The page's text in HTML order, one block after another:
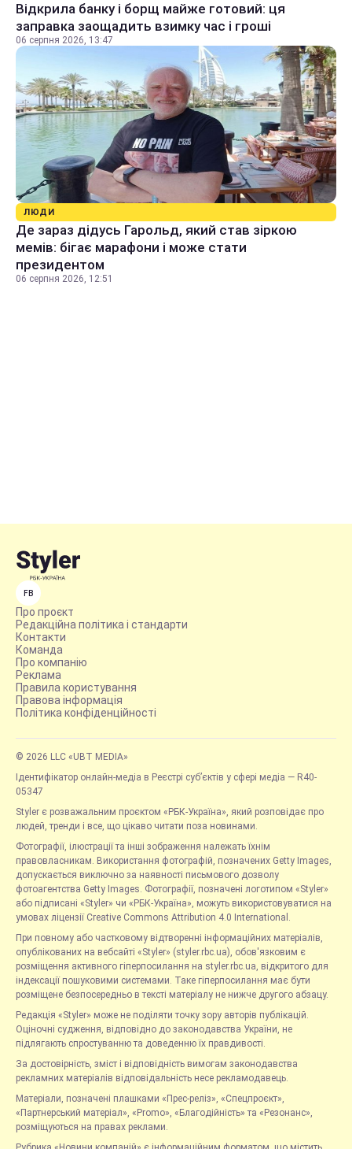
Відкрила банку і борщ майже готовий: ця
заправка заощадить взимку час і гроші
06 серпня 2026, 13:47
ЛЮДИ
Де зараз дідусь Гарольд, який став зіркою
мемів: бігає марафони і може стати
президентом
06 серпня 2026, 12:51
FB
Про проєкт
Редакційна політика і стандарти
Контакти
Команда
Про компанію
Реклама
Правила користування
Правова інформація
Політика конфіденційності
© 2026 LLC «UBT MEDIA»
Ідентифікатор онлайн-медіа в Реєстрі суб’єктів у сфері медіа — R40-
05347
Styler є розважальним проєктом «РБК-Україна», який розповідає про
людей, тренди і все, що цікаво читати поза новинами.
Фотографії, ілюстрації та інші зображення належать їхнім
правовласникам. Використання фотографій, позначених Getty Images,
допускається виключно за наявності письмового дозволу
фотоагентства Getty Images. Фотографії, позначені логотипом «Styler»
або підписані «Styler» чи «РБК-Україна», можуть використовуватися на
умовах ліцензії Creative Commons Attribution 4.0 International.
При повному або частковому відтворенні інформаційних матеріалів,
опублікованих на вебсайті «Styler» (styler.rbc.ua), обов'язковим є
розміщення активного гіперпосилання на styler.rbc.ua, відкритого для
індексації пошуковими системами. Таке гіперпосилання має бути
розміщене безпосередньо в тексті матеріалу не нижче другого абзацу.
Редакція «Styler» може не поділяти точку зору авторів публікацій.
Оціночні судження, відповідно до законодавства України, не
підлягають спростуванню та доведенню їх правдивості.
За достовірність, зміст і відповідність вимогам законодавства
рекламних матеріалів відповідальність несе рекламодавець.
Матеріали, позначені плашками «Прес-реліз», «Спецпроєкт»,
«Партнерський матеріал», «Promo», «Благодійність» та «Резонанс»,
розміщуються на правах реклами.